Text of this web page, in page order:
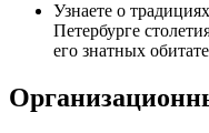
Узнаете о
Петербурге
его знатных